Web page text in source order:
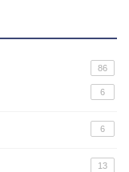
86
6
6
13